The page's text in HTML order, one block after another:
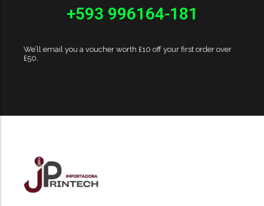
+593 996164-181
We’ll email you a voucher worth £10 off your first order over
£50.